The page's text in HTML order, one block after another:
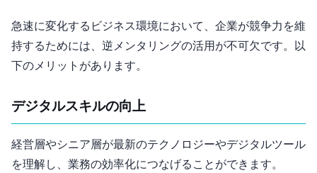
急速に変化するビジネス環境において、企業が競争力を維
持するためには、逆メンタリングの活用が不可欠です。以
下のメリットがあります。
デジタルスキルの向上
経営層やシニア層が最新のテクノロジーやデジタルツール
を理解し、業務の効率化につなげることができます。